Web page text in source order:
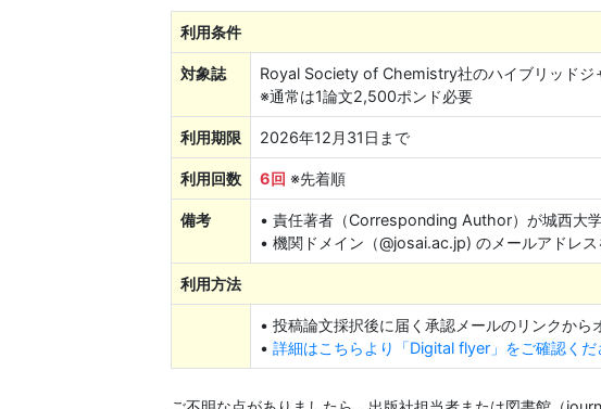
利用条件
対象誌 Royal Society of Chemistry社のハイブリッドジ
※通常は1論文2,500ポンド必要
利用期限 2026年12月31日まで
利用回数 6回 ※先着順
備考
• 責任著者（Corresponding Author）が城西大
• 機関ドメイン（@josai.ac.jp) のメールアドレ
利用方法
• 投稿論文採択後に届く承認メールのリンクから
• 詳細はこちらより「Digital flyer」をご確認くだ